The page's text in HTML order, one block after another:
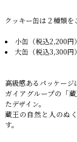
クッキー缶は２種類を
小缶（税込2,200円）
大缶（税込3,300円）
高級感あるパッケージ
ガイアグループの「
たデザイン。
蔵王の自然と人のぬ
す。